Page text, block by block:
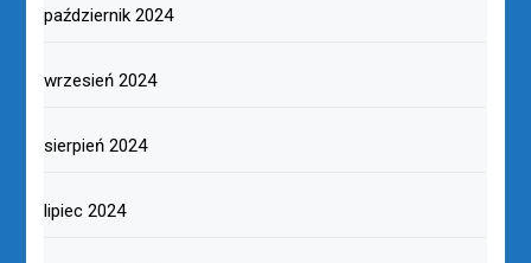
październik 2024
wrzesień 2024
sierpień 2024
lipiec 2024